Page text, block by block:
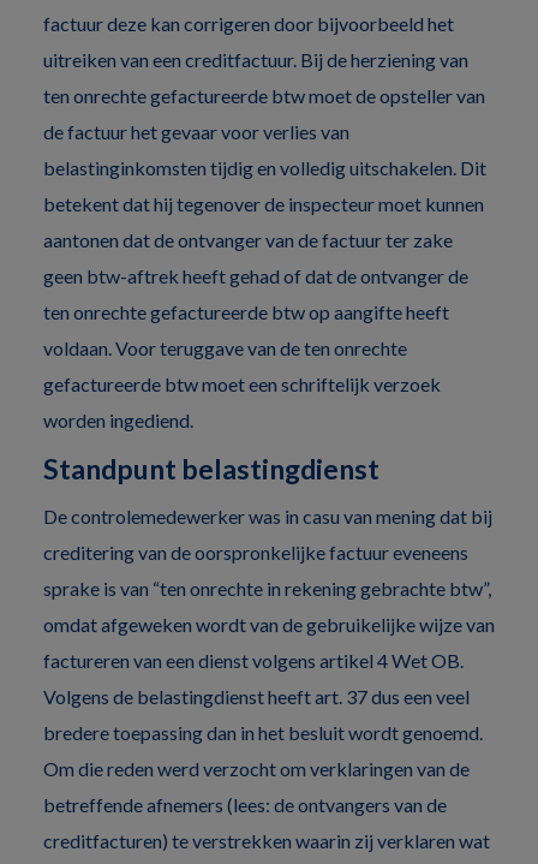
factuur deze kan corrigeren door bijvoorbeeld het
uitreiken van een creditfactuur. Bij de herziening van
ten onrechte gefactureerde btw moet de opsteller van
de factuur het gevaar voor verlies van
belastinginkomsten tijdig en volledig uitschakelen. Dit
betekent dat hij tegenover de inspecteur moet kunnen
aantonen dat de ontvanger van de factuur ter zake
geen btw-aftrek heeft gehad of dat de ontvanger de
ten onrechte gefactureerde btw op aangifte heeft
voldaan. Voor teruggave van de ten onrechte
gefactureerde btw moet een schriftelijk verzoek
worden ingediend.
Standpunt belastingdienst
De controlemedewerker was in casu van mening dat bij
creditering van de oorspronkelijke factuur eveneens
sprake is van “ten onrechte in rekening gebrachte btw”,
omdat afgeweken wordt van de gebruikelijke wijze van
factureren van een dienst volgens artikel 4 Wet OB.
Volgens de belastingdienst heeft art. 37 dus een veel
bredere toepassing dan in het besluit wordt genoemd.
Om die reden werd verzocht om verklaringen van de
betreffende afnemers (lees: de ontvangers van de
creditfacturen) te verstrekken waarin zij verklaren wat